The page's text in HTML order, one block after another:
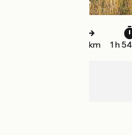
29 km 1 h